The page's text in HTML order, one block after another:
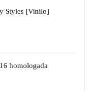
Styles [Vinilo]
homologada